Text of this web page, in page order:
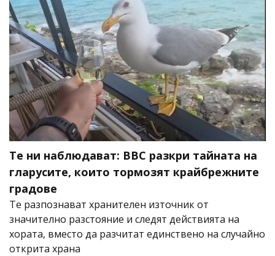
Те ни наблюдават: BBC разкри тайната на
гларусите, които тормозят крайбрежните
градове
Те разпознават хранителен източник от
значително разстояние и следят действията на
хората, вместо да разчитат единствено на случайно
открита храна